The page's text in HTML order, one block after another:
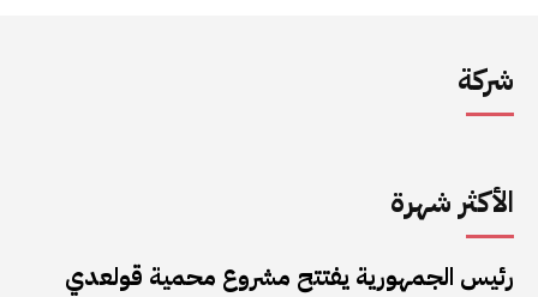
شركة
الأكثر شهرة
رئيس الجمهورية يفتتح مشروع محمية قولعدي